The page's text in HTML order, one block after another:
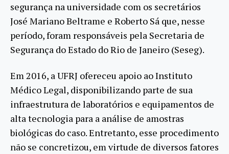
segurança na universidade com os secretários
José Mariano Beltrame e Roberto Sá que, nesse
período, foram responsáveis pela Secretaria de
Segurança do Estado do Rio de Janeiro (Seseg).
Em 2016, a UFRJ ofereceu apoio ao Instituto
Médico Legal, disponibilizando parte de sua
infraestrutura de laboratórios e equipamentos de
alta tecnologia para a análise de amostras
biológicas do caso. Entretanto, esse procedimento
não se concretizou, em virtude de diversos fatores